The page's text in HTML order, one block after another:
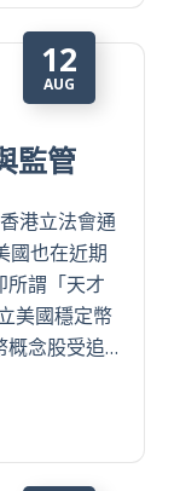
12
AUG
監管
港立法會通
國也在近期
所謂「天才
美國穩定幣
概念股受追…